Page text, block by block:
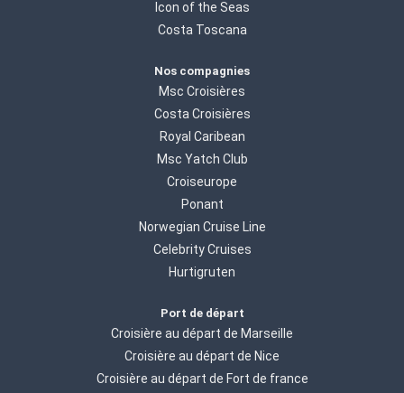
Icon of the Seas
Costa Toscana
Nos compagnies
Msc Croisières
Costa Croisières
Royal Caribean
Msc Yatch Club
Croiseurope
Ponant
Norwegian Cruise Line
Celebrity Cruises
Hurtigruten
Port de départ
Croisière au départ de Marseille
Croisière au départ de Nice
Croisière au départ de Fort de france